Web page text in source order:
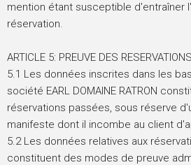
mention étant susceptible d'entraîner
réservation.
ARTICLE 5: PREUVE DES RESERVATIONS
5.1 Les données inscrites dans les
société EARL DOMAINE RATRON
réservations passées, sous réserve
manifeste dont il incombe au client
5.2 Les données relatives aux
constituent des modes de preuve